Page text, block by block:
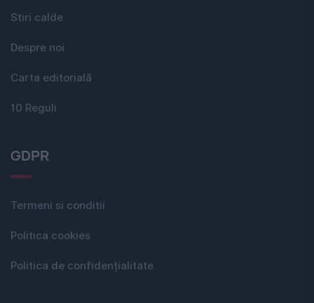
Stiri calde
Despre noi
Carta editorială
10 Reguli
GDPR
Termeni si conditii
Politica cookies
Politica de confidențialitate